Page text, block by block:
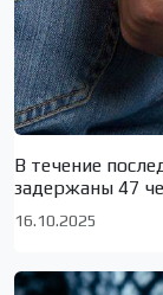
В течение
задержаны 47
16.10.2025